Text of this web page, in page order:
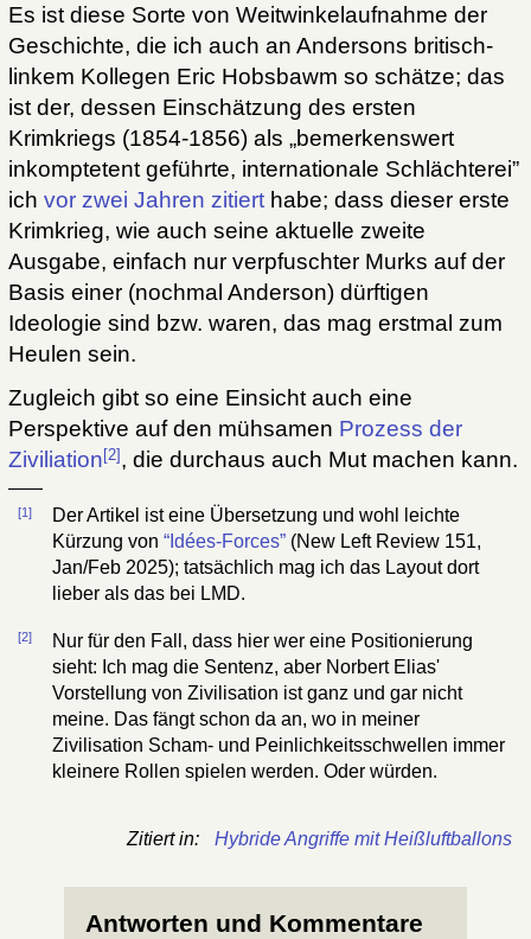
Es ist diese Sorte von Weitwinkelaufnahme der
Geschichte, die ich auch an Andersons britisch-
linkem Kollegen Eric Hobsbawm so schätze; das
ist der, dessen Einschätzung des ersten
Krimkriegs (1854-1856) als „bemerkenswert
inkomptetent geführte, internationale Schlächterei”
ich vor zwei Jahren zitierthabe; dass dieser erste
Krimkrieg, wie auch seine aktuelle zweite
Ausgabe, einfach nur verpfuschter Murks auf der
Basis einer (nochmal Anderson) dürftigen
Ideologie sind bzw. waren, das mag erstmal zum
Heulen sein.
Zugleich gibt so eine Einsicht auch eine
Perspektive auf den mühsamen Prozess der
Ziviliation [2] , die durchaus auch Mut machen kann.
[1]
Der Artikel ist eine Übersetzung und wohl leichte
Kürzung von“Idées-Forces” (New Left Review 151,
Jan/Feb 2025); tatsächlich mag ich das Layout dort
lieber als das bei LMD.
[2]
Nur für den Fall, dass hier wer eine Positionierung
sieht: Ich mag die Sentenz, aber Norbert Elias'
Vorstellung von Zivilisation ist ganz und gar nicht
meine. Das fängt schon da an, wo in meiner
Zivilisation Scham- und Peinlichkeitsschwellen immer
kleinere Rollen spielen werden. Oder würden.
Zitiert in: Hybride Angriffe mit Heißluftballons
Antworten und Kommentare